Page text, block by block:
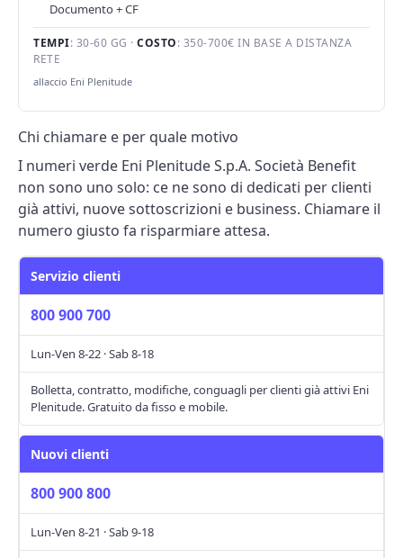
Documento + CF
TEMPI: 30-60 GG · COSTO: 350-700€ IN BASE A DISTANZA
RETE
allaccio Eni Plenitude
Chi chiamare e per quale motivo
I numeri verde Eni Plenitude S.p.A. Società Benefit
non sono uno solo: ce ne sono di dedicati per clienti
già attivi, nuove sottoscrizioni e business. Chiamare il
numero giusto fa risparmiare attesa.
Servizio clienti
800 900 700
Lun-Ven 8-22 · Sab 8-18
Bolletta, contratto, modifiche, conguagli per clienti già attivi Eni
Plenitude. Gratuito da fisso e mobile.
Nuovi clienti
800 900 800
Lun-Ven 8-21 · Sab 9-18